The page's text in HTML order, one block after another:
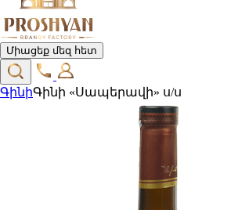
Միացեք մեզ հետ
ԳինիԳինի «Սապերավի» ս/ս